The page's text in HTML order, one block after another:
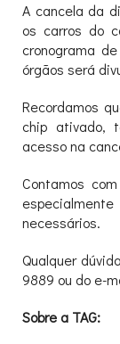
A cancela da
os carros do
cronograma
órgãos será
Recordamos
chip ativado,
acesso na
Contamos
necessários.
Qualquer
9889 ou do e-
Sobre a TAG: